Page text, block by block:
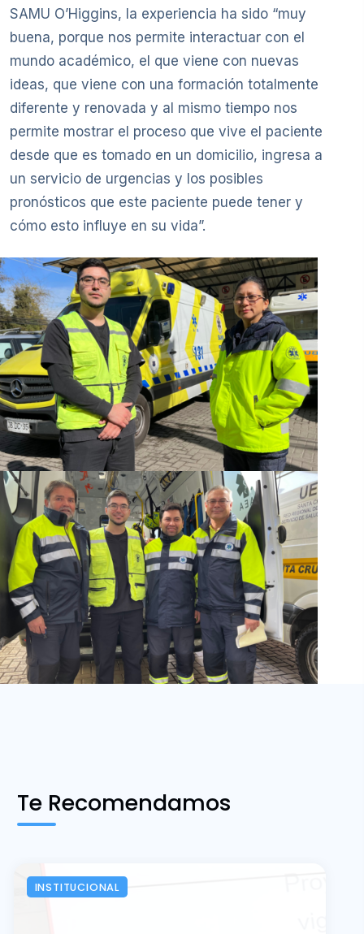
SAMU O’Higgins, la experiencia ha sido “muy
buena, porque nos permite interactuar con el
mundo académico, el que viene con nuevas
ideas, que viene con una formación totalmente
diferente y renovada y al mismo tiempo nos
permite mostrar el proceso que vive el paciente
desde que es tomado en un domicilio, ingresa a
un servicio de urgencias y los posibles
pronósticos que este paciente puede tener y
cómo esto influye en su vida”.
Te Recomendamos
INSTITUCIONAL